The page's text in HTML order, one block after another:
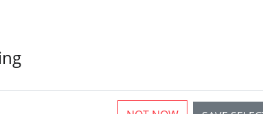
nach "videokamery